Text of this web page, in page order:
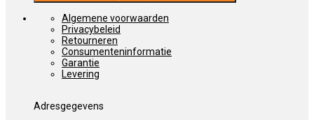
Algemene voorwaarden
Privacybeleid
Retourneren
Consumenteninformatie
Garantie
Levering
Adresgegevens